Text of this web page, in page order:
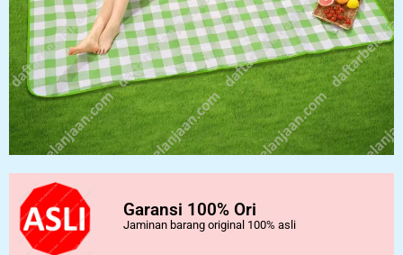
Garansi 100% Ori
Jaminan barang original 100% asli